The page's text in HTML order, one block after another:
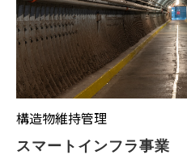
構造物維持管理
スマートインフラ事業